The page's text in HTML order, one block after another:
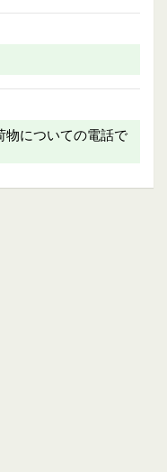
物についての電話で